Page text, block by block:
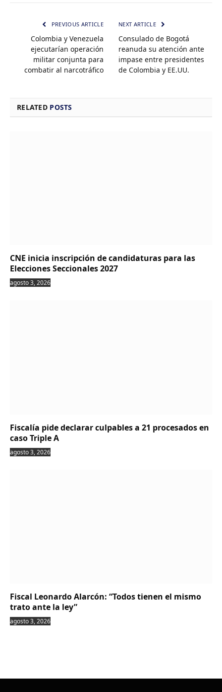
PREVIOUS ARTICLE
Colombia y Venezuela
ejecutarían operación
militar conjunta para
combatir al narcotráfico
NEXT ARTICLE
Consulado de Bogotá
reanuda su atención ante
impase entre presidentes
de Colombia y EE.UU.
RELATED POSTS
CNE inicia inscripción de candidaturas para las
Elecciones Seccionales 2027
agosto 3, 2026
Fiscalía pide declarar culpables a 21 procesados en
caso Triple A
agosto 3, 2026
Fiscal Leonardo Alarcón: “Todos tienen el mismo
trato ante la ley”
agosto 3, 2026